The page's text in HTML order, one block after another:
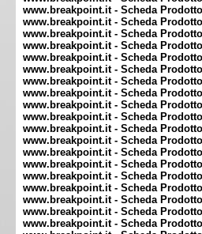
www.breakpoint.it - Scheda
www.breakpoint.it - Scheda
www.breakpoint.it - Scheda
www.breakpoint.it - Scheda
www.breakpoint.it - Scheda
www.breakpoint.it - Scheda
www.breakpoint.it - Scheda
www.breakpoint.it - Scheda
www.breakpoint.it - Scheda
www.breakpoint.it - Scheda
www.breakpoint.it - Scheda
www.breakpoint.it - Scheda
www.breakpoint.it - Scheda
www.breakpoint.it - Scheda
www.breakpoint.it - Scheda
www.breakpoint.it - Scheda
www.breakpoint.it - Scheda
www.breakpoint.it - Scheda
www.breakpoint.it - Scheda